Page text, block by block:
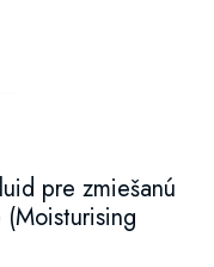
pre zmiešanú